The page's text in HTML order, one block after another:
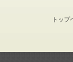
トップ